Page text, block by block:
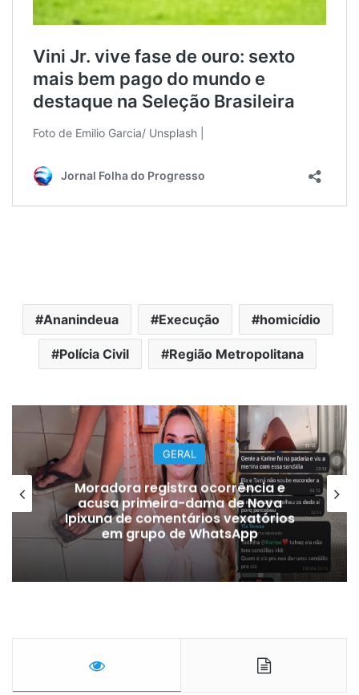
Ananindeua Execução homicídio
Polícia Civil Região Metropolitana
GERAL
Moradora registra ocorrência e
acusa primeira-dama de Nova
Ipixuna de comentários vexatórios
em grupo de WhatsApp